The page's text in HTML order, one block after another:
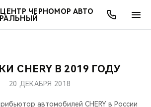
ЧЕРНОМОР АВТО
МОДЕЛИ
О КОМПАНИИ
ПОКУПАТЕЛЯМ
ВЛАДЕЛЬЦАМ
МИР CHERY
ОНЛАЙН СЕРВИСЫ
CHERY В 2019 ГОДУ
20 ДЕКАБРЯ 2018
автомобилей CHERY в России